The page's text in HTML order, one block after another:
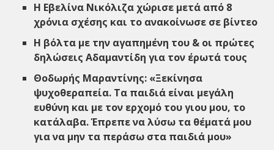
H Εβελίνα Νικόλιζα χώρισε μετά από 8
χρόνια σχέσης και το ανακοίνωσε σε βίντεο
Η βόλτα με την αγαπημένη του & οι πρώτες
δηλώσεις Αδαμαντίδη για τον έρωτά τους
Θοδωρής Μαραντίνης: «Ξεκίνησα
ψυχοθεραπεία. Τα παιδιά είναι μεγάλη
ευθύνη και με τον ερχομό του γιου μου, το
κατάλαβα. Έπρεπε να λύσω τα θέματά μου
για να μην τα περάσω στα παιδιά μου»